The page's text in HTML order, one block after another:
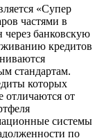
«Супер
частями в
банковскую
кредитов
стандартам.
которых
отличаются от
системы
по